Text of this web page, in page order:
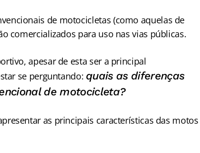
de motocicletas (como aquelas de
comercializados para uso nas vias públicas.
apesar de esta ser a principal
se perguntando: quais as diferenças
de motocicleta?
as principais características das motos